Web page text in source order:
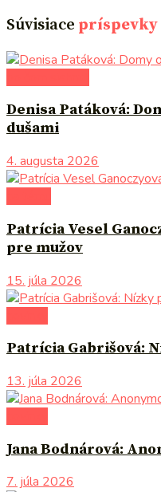
Súvisiace príspevky
Denisa Patáková:
dušami
4. augusta 2026
Patrícia Vesel
pre mužov
15. júla 2026
Patrícia Gabrišová:
13. júla 2026
Jana Bodnárová:
7. júla 2026